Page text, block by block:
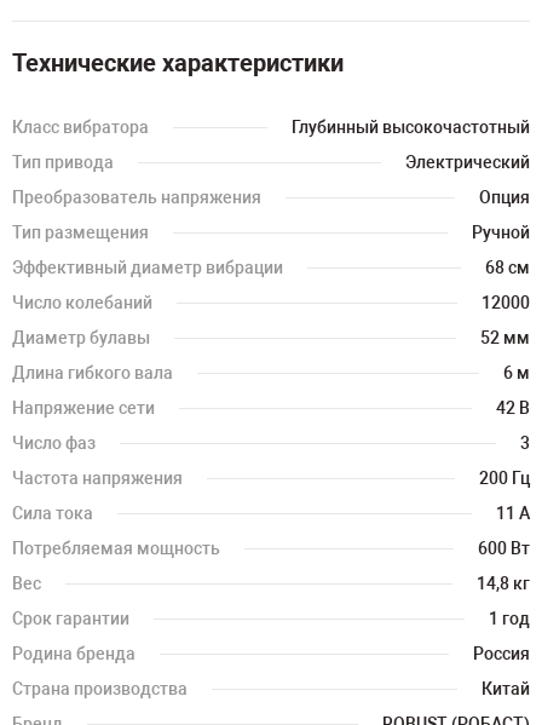
Технические характеристики
Класс вибратора
Глубинный высокочастотный
Тип привода
Электрический
Преобразователь напряжения
Опция
Тип размещения
Ручной
Эффективный диаметр вибрации
68 см
Число колебаний
12000
Диаметр булавы
52 мм
Длина гибкого вала
6 м
Напряжение сети
42 В
Число фаз
3
Частота напряжения
200 Гц
Сила тока
11 А
Потребляемая мощность
600 Вт
Вес
14,8 кг
Срок гарантии
1 год
Родина бренда
Россия
Страна производства
Китай